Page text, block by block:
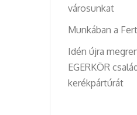
városunkat
Munkában a
Idén újra
EGERKÖR
kerékpártúrát